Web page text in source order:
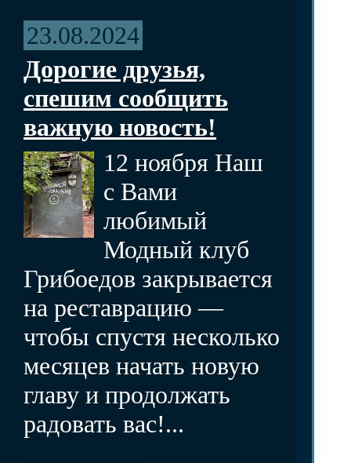
23.08.2024
Дорогие друзья,
спешим сообщить
важную новость!
12 ноября Наш
с Вами
любимый
Модный клуб
Грибоедов закрывается
на реставрацию —
чтобы спустя несколько
месяцев начать новую
главу и продолжать
радовать вас!...